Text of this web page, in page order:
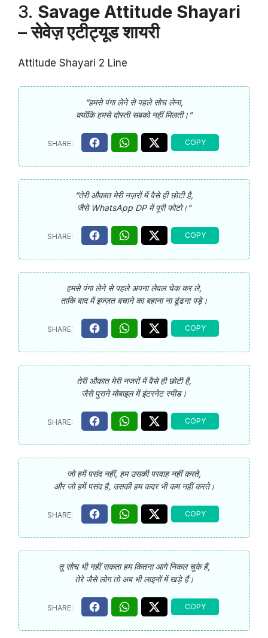
3. Savage Attitude Shayari
– सेवेज़ एटीट्यूड शायरी
Attitude Shayari 2 Line
“हमसे पंगा लेने से पहले सोच लेना,
क्योंकि हमसे दोस्ती सबको नहीं मिलती।”
“तेरी औकात मेरी नज़रों में वैसे ही छोटी है,
जैसे WhatsApp DP में पूरी फोटो।”
हमसे पंगा लेने से पहले अपना लेवल चेक कर ले,
ताकि बाद में इज्ज़त बचाने का बहाना ना ढूंढना पड़े।
तेरी औकात मेरी नजरों में वैसे ही छोटी है,
जैसे पुराने मोबाइल में इंटरनेट स्पीड।
जो हमें पसंद नहीं, हम उसकी परवाह नहीं करते,
और जो हमें पसंद है, उसकी हम कदर भी कम नहीं करते।
तू सोच भी नहीं सकता हम कितना आगे निकल चुके हैं,
तेरे जैसे लोग तो अब भी लाइनों में खड़े हैं।